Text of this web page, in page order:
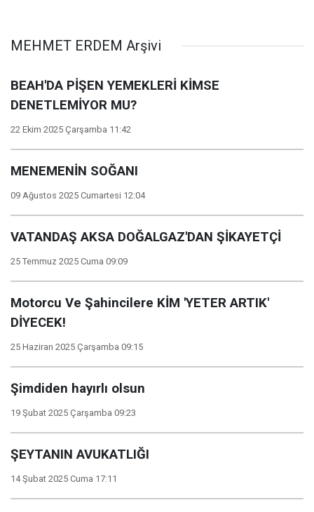
MEHMET ERDEM Arşivi
BEAH'DA PİŞEN YEMEKLERİ KİMSE
DENETLEMİYOR MU?
22 Ekim 2025 Çarşamba 11:42
MENEMENİN SOĞANI
09 Ağustos 2025 Cumartesi 12:04
VATANDAŞ AKSA DOĞALGAZ'DAN ŞİKAYETÇİ
25 Temmuz 2025 Cuma 09:09
Motorcu Ve Şahincilere KİM 'YETER ARTIK'
DİYECEK!
25 Haziran 2025 Çarşamba 09:15
Şimdiden hayırlı olsun
19 Şubat 2025 Çarşamba 09:23
ŞEYTANIN AVUKATLIĞI
14 Şubat 2025 Cuma 17:11